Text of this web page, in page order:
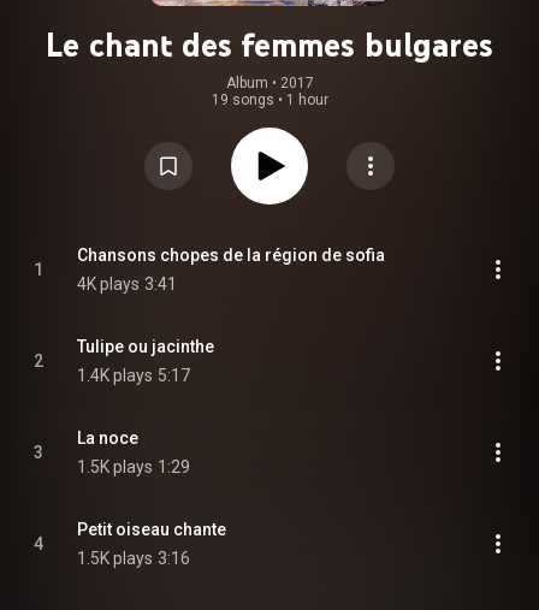
Le chant des femmes bulgares
Album • 2017
19 songs • 1 hour
1
Chansons chopes de la région de sofia
4K plays 3:41
2
Tulipe ou jacinthe
1.4K plays 5:17
3
La noce
1.5K plays 1:29
4
Petit oiseau chante
1.5K plays 3:16